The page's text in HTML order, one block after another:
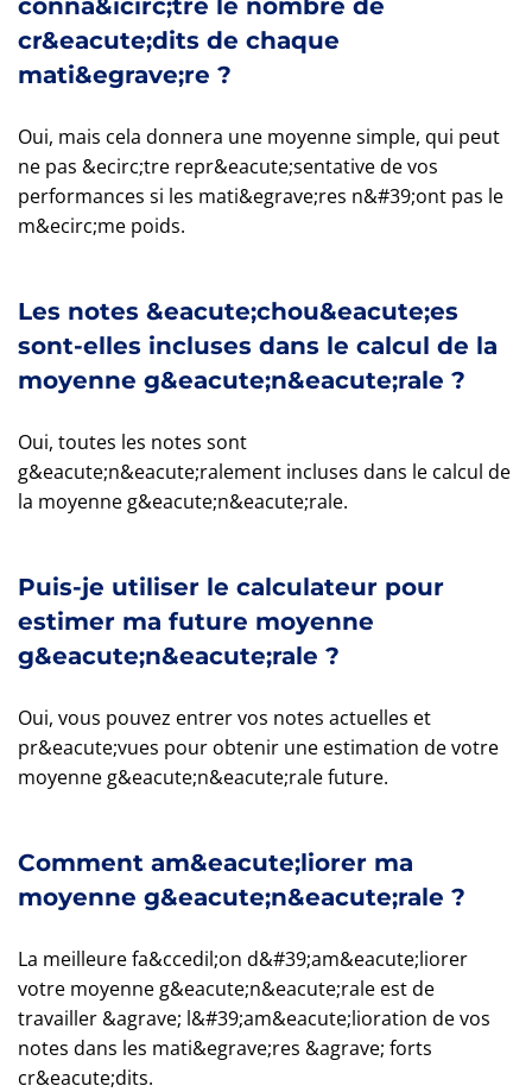
conna&icirc;tre le nombre de
cr&eacute;dits de chaque
mati&egrave;re ?
Oui, mais cela donnera une moyenne simple, qui peut
ne pas &ecirc;tre repr&eacute;sentative de vos
performances si les mati&egrave;res n&#39;ont pas le
m&ecirc;me poids.
Les notes &eacute;chou&eacute;es
sont-elles incluses dans le calcul de la
moyenne g&eacute;n&eacute;rale ?
Oui, toutes les notes sont
g&eacute;n&eacute;ralement incluses dans le calcul de
la moyenne g&eacute;n&eacute;rale.
Puis-je utiliser le calculateur pour
estimer ma future moyenne
g&eacute;n&eacute;rale ?
Oui, vous pouvez entrer vos notes actuelles et
pr&eacute;vues pour obtenir une estimation de votre
moyenne g&eacute;n&eacute;rale future.
Comment am&eacute;liorer ma
moyenne g&eacute;n&eacute;rale ?
La meilleure fa&ccedil;on d&#39;am&eacute;liorer
votre moyenne g&eacute;n&eacute;rale est de
travailler &agrave; l&#39;am&eacute;lioration de vos
notes dans les mati&egrave;res &agrave; forts
cr&eacute;dits.